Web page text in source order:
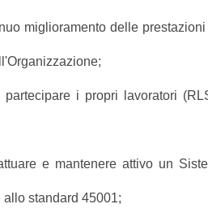
delle prestazioni
i propri lavoratori (RLS
e mantenere attivo un
standard 45001;